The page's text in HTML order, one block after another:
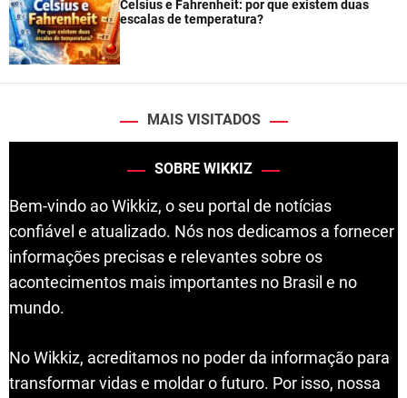
Celsius e Fahrenheit: por que existem duas
escalas de temperatura?
MAIS VISITADOS
SOBRE WIKKIZ
Bem-vindo ao Wikkiz, o seu portal de notícias
confiável e atualizado. Nós nos dedicamos a fornecer
informações precisas e relevantes sobre os
acontecimentos mais importantes no Brasil e no
mundo.
No Wikkiz, acreditamos no poder da informação para
transformar vidas e moldar o futuro. Por isso, nossa